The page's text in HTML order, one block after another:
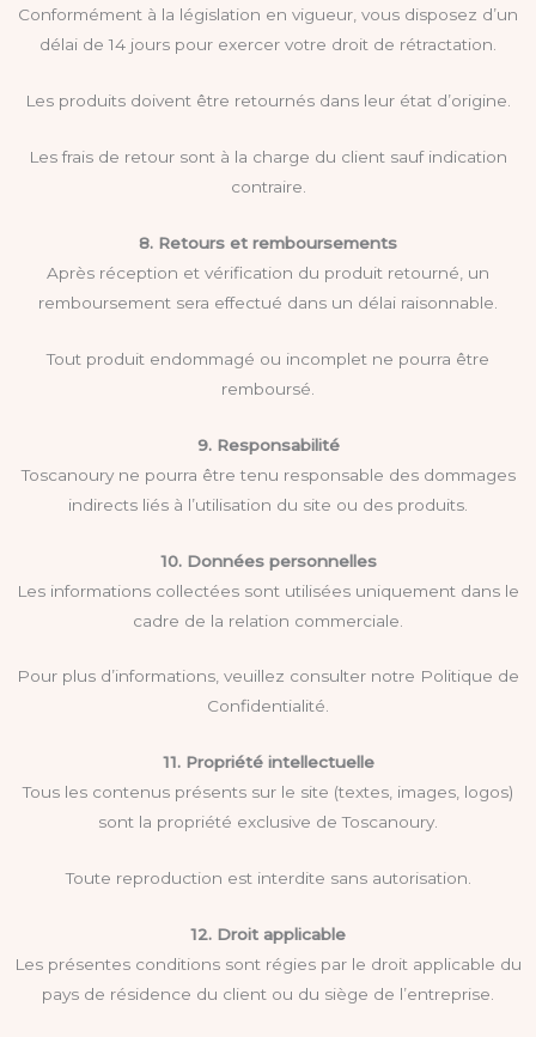
Conformément à la législation en vigueur, vous disposez d’un
délai de 14 jours pour exercer votre droit de rétractation.
Les produits doivent être retournés dans leur état d’origine.
Les frais de retour sont à la charge du client sauf indication
contraire.
8. Retours et remboursements
Après réception et vérification du produit retourné, un
remboursement sera effectué dans un délai raisonnable.
Tout produit endommagé ou incomplet ne pourra être
remboursé.
9. Responsabilité
Toscanoury ne pourra être tenu responsable des dommages
indirects liés à l’utilisation du site ou des produits.
10. Données personnelles
Les informations collectées sont utilisées uniquement dans le
cadre de la relation commerciale.
Pour plus d’informations, veuillez consulter notre Politique de
Confidentialité.
11. Propriété intellectuelle
Tous les contenus présents sur le site (textes, images, logos)
sont la propriété exclusive de Toscanoury.
Toute reproduction est interdite sans autorisation.
12. Droit applicable
Les présentes conditions sont régies par le droit applicable du
pays de résidence du client ou du siège de l’entreprise.